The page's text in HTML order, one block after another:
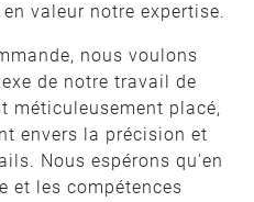
valeur notre expertise.
nous voulons
de notre travail de
méticuleusement placé,
envers la précision et
Nous espérons qu'en
et les compétences